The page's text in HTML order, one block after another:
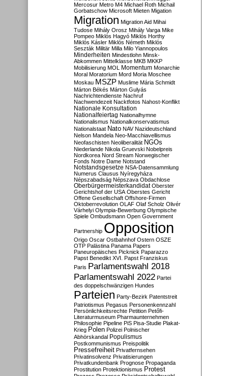
Mercosur Metro M4 Michael Roth Michail
Gorbatschow Microsoft Mieten Migation
Migration Migration Aid Mihai
Tudose Mihály Orosz Mihály Varga Mike
Pompeo Miklós Hagyó Miklós Horthy
Miklós Kásler Miklós Németh Miklós
Seszták Militär Milla Milo Yiannopoulos
Minderheiten Mindestlohn Minsk-
Abkommen Mittelklasse MKB MKKP
Mobilisierung MOL Momentum Monarchie
Moral Moratorium Mord Moria Moschee
Moskau MSZP Muslime Mária Schmidt
Márton Békés Márton Gulyás
Nachrichtendienste Nachruf
Nachwendezeit Nacktfotos Nahost-Konflikt
Nationale Konsultation
Nationalfeiertag Nationalhymne
Nationalismus Nationalkonservatismus
Nationalstaat Nato NAV Nazideutschland
Nelson Mandela Neo-Macchiavellismus
Neofaschisten Neoliberalität NGOs
Niederlande Nikola Gruevski Nobelpreis
Nordkorea Nord Stream Norwegischer
Fonds Notre Dame Notstand
Notstandsgesetze NSA-Datensammlung
Numerus Clausus Nyíregyháza
Népszabadság Népszava Obdachlose
Oberbürgermeisterkandidat Oberster
Gerichtshof der USA Oberstes Gericht
Offene Gesellschaft Offshore-Firmen
Oktoberrevolution OLAF Olaf Scholz Olivér
Várhelyi Olympia-Bewerbung Olympische
Spiele Ombudsmann Open Government
Partnership Opposition
Origo Oscar Ostbahnhof Ostern OSZE
OTP Palästina Panama Papers
Paneuropäisches Picknick Paparazzo
Papst Benedikt XVI. Papst Franziskus
Paris Parlamentswahl 2018
Parlamentswahl 2022 Partei
des doppelschwänzigen Hundes
Parteien Party-Bezirk Patentstreit
Patriotismus Pegasus Personenkennzahl
Persönlichkeitsrechte Petition Petőfi-
Literaturmuseum Pharmaunternehmen
Philosophie Pipeline PiS Pisa-Studie Plakat-
Krieg Polen Polizei Polnischer
Abhörskandal Populismus
Postkommunismus Preispolitik
Pressefreiheit Privatfernsehen
Privatinsolvenz Privatisierungen
Privatkundenbank Prognose Propaganda
Prostitution Protektionismus Protest